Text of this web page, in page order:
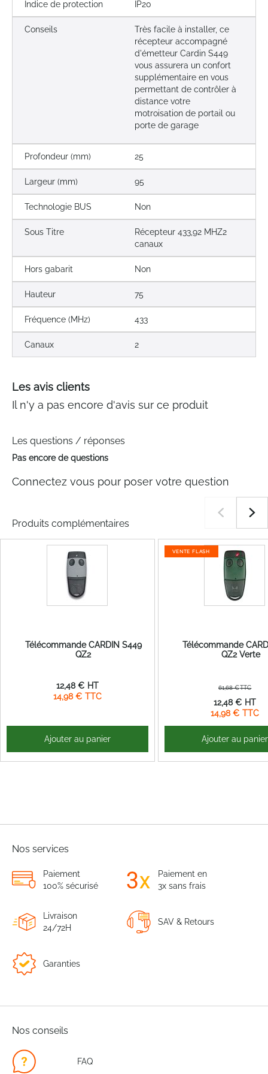
Indice de protection IP20
Conseils
Très facile à installer, ce
récepteur accompagné
d'émetteur Cardin S449
vous assurera un confort
supplémentaire en vous
permettant de contrôler à
distance votre
motroisation de portail ou
porte de garage
Profondeur (mm) 25
Largeur (mm) 95
Technologie BUS Non
Sous Titre
Récepteur 433,92 MHZ2
canaux
Hors gabarit Non
Hauteur 75
Fréquence (MHz) 433
Canaux 2
Les avis clients
Il n'y a pas encore d'avis sur ce produit
Les questions / réponses
Pas encore de questions
Connectez vous pour poser votre question
Produits complémentaires
Télécommande CARDIN S449
QZ2
14,98 €
12,48 €
Ajouter au panier
VENTE FLASH
Télécommande
QZ2 Verte
Prix
Spécial
14,98 €
12,48 €
61,68 €
Ajouter au panier
Nos services
Paiement
100% sécurisé
Paiement en
3x sans frais
Livraison
24/72H
SAV & Retours
Garanties
Nos conseils
FAQ